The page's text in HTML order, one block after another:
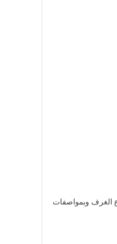
الغرف وبمواصفات